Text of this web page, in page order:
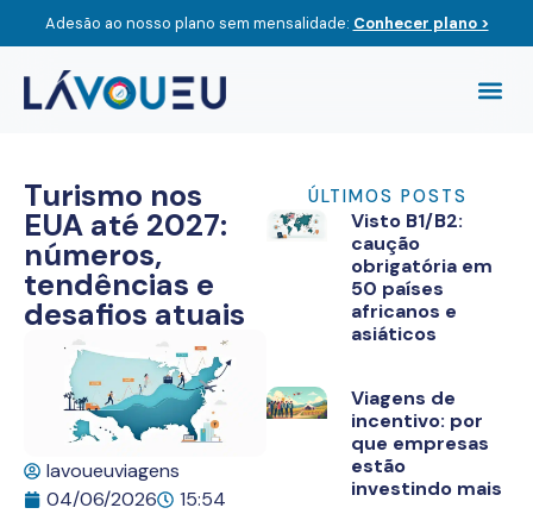
Adesão ao nosso plano sem mensalidade: Conhecer plano >
Turismo nos
EUA até 2027:
números,
tendências e
desafios atuais
lavoueuviagens
04/06/2026
15:54
ÚLTIMOS POSTS
Visto B1/B2:
caução
obrigatória em
50 países
africanos e
asiáticos
Viagens de
incentivo: por
que empresas
estão
investindo mais